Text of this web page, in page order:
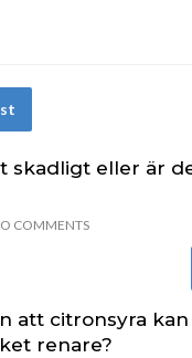
skadligt eller är
COMMENTS
att citronsyra
renare?